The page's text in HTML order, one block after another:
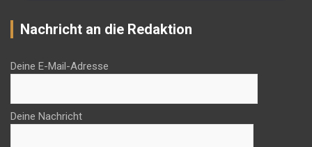
Nachricht an die Redaktion
Deine E-Mail-Adresse
Deine Nachricht